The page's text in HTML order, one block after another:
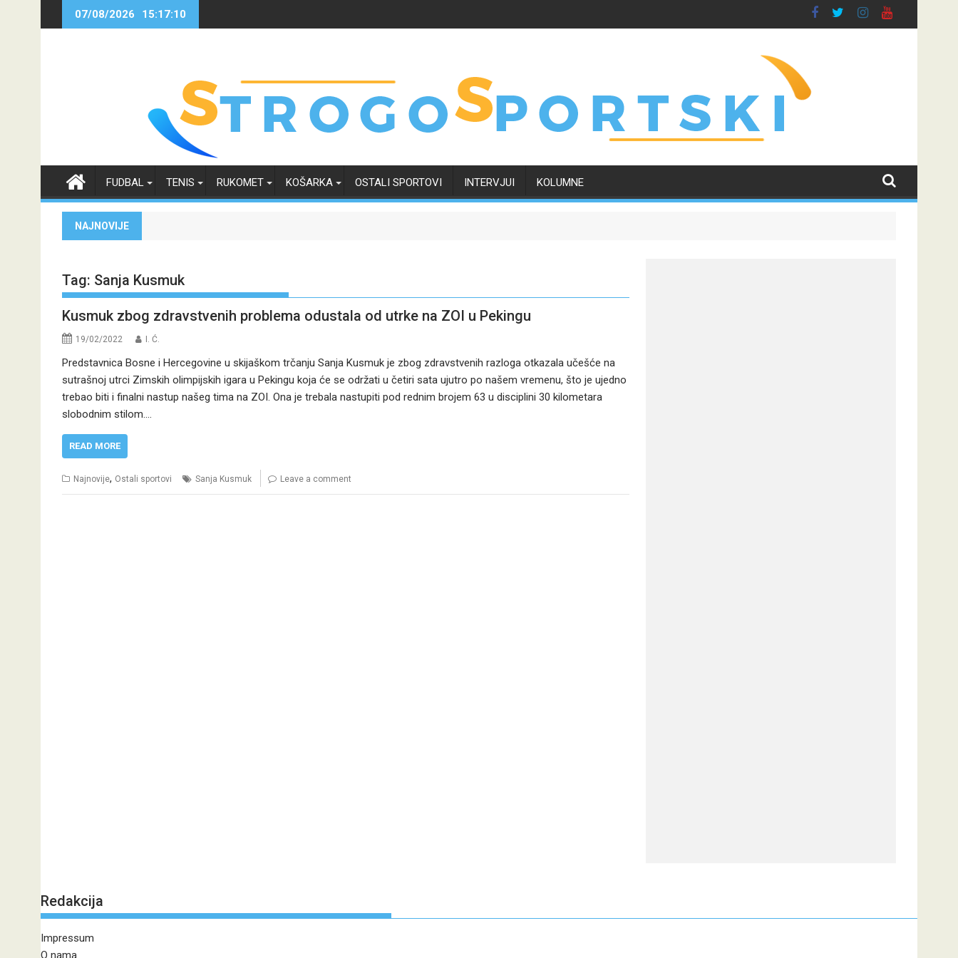
07/08/2026 15:17:10
FUDBAL TENIS RUKOMET KOŠARKA OSTALI SPORTOVI INTERVJUI KOLUMNE
NAJNOVIJE
Tag: Sanja Kusmuk
Kusmuk zbog zdravstvenih problema odustala od utrke na ZOI u Pekingu
19/02/2022 I. Ć.
Predstavnica Bosne i Hercegovine u skijaškom trčanju Sanja Kusmuk je zbog zdravstvenih razloga otkazala učešće na
sutrašnoj utrci Zimskih olimpijskih igara u Pekingu koja će se održati u četiri sata ujutro po našem vremenu, što je ujedno
trebao biti i finalni nastup našeg tima na ZOI. Ona je trebala nastupiti pod rednim brojem 63 u disciplini 30 kilometara
slobodnim stilom.…
READ MORE
Najnovije, Ostali sportovi Sanja Kusmuk Leave a comment
Redakcija
Impressum
O nama